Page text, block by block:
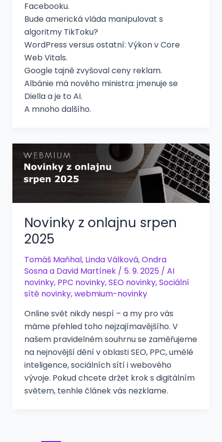
Facebooku.
Bude americká vláda manipulovat s
algoritmy TikToku?
WordPress versus ostatní: Výkon v Core
Web Vitals.
Google tajně zvyšoval ceny reklam.
Albánie má nového ministra: jmenuje se
Diella a je to AI.
A mnoho dalšího.
Novinky z onlajnu srpen
2025
Tomáš Maňhal, Linda Válková,Ondra
Sosnaa David Martínek / 5. 9. 2025 / AI
novinky, PPC novinky,SEO novinky,Sociální
sítě novinky,webmium-novinky
Online svět nikdy nespí – a my pro vás
máme přehled toho nejzajímavějšího. V
našem pravidelném souhrnu se zaměřujeme
na nejnovější dění v oblasti SEO, PPC, umělé
inteligence, sociálních sítí i webového
vývoje. Pokud chcete držet krok s digitálním
světem, tenhle článek vás nezklame.